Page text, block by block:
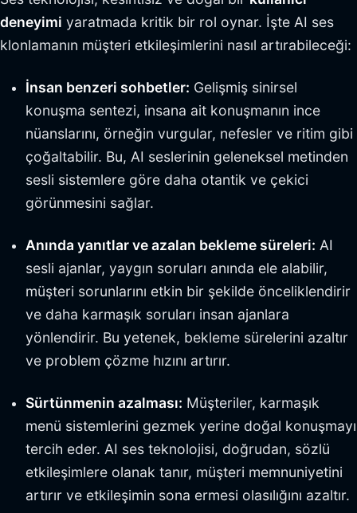
deneyimi yaratmada kritik bir rol oynar. İşte AI ses
klonlamanın müşteri etkileşimlerini nasıl artırabileceği:
İnsan benzeri sohbetler: Gelişmiş sinirsel
konuşma sentezi, insana ait konuşmanın ince
nüanslarını, örneğin vurgular, nefesler ve ritim gibi
çoğaltabilir. Bu, AI seslerinin geleneksel metinden
sesli sistemlere göre daha otantik ve çekici
görünmesini sağlar.
Anında yanıtlar ve azalan bekleme süreleri: AI
sesli ajanlar, yaygın soruları anında ele alabilir,
müşteri sorunlarını etkin bir şekilde önceliklendirir
ve daha karmaşık soruları insan ajanlara
yönlendirir. Bu yetenek, bekleme sürelerini azaltır
ve problem çözme hızını artırır.
Sürtünmenin azalması: Müşteriler, karmaşık
menü sistemlerini gezmek yerine doğal konuşmayı
tercih eder. AI ses teknolojisi, doğrudan, sözlü
etkileşimlere olanak tanır, müşteri memnuniyetini
artırır ve etkileşimin sona ermesi olasılığını azaltır.